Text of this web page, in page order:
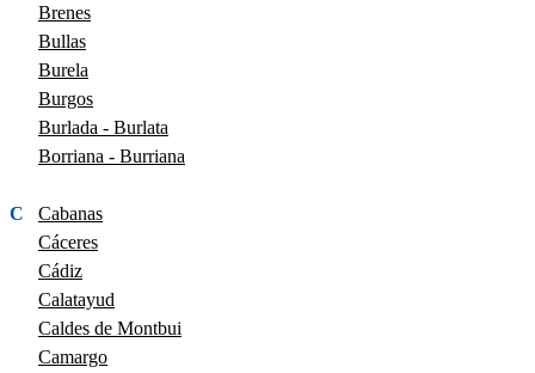
Brenes
Bullas
Burela
Burgos
Burlada - Burlata
Borriana - Burriana
C
Cabanas
Cáceres
Cádiz
Calatayud
Caldes de Montbui
Camargo